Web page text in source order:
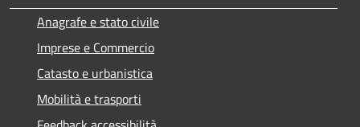
Anagrafe e stato civile
Imprese e Commercio
Catasto e urbanistica
Mobilità e trasporti